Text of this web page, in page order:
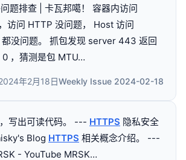
题排查 | 卡瓦邦噶！ 容器内访问
访问 HTTP 没问题， Host 访问
没问题。 抓包发现 server 443 返回
，猜测是包 MTU…
年2月18日Weekly Issue 2024-02-18
写出可读代码。 --- HTTPS 隐私安全
Blog HTTPS 相关概念介绍。 ---
- YouTube MRSK…